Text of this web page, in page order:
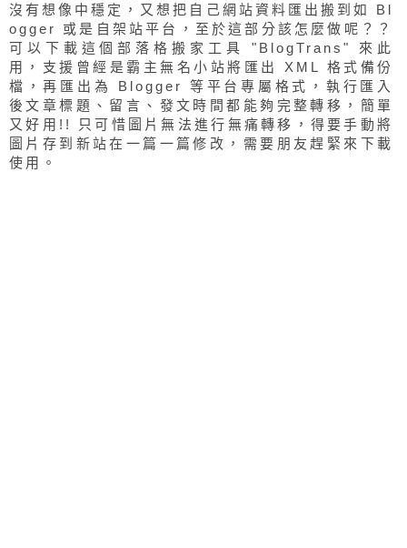
沒有想像中穩定，又想把自己網站資料匯出搬到如 Bl
ogger 或是自架站平台，至於這部分該怎麼做呢？？
可以下載這個部落格搬家工具 "BlogTrans" 來此
用，支援曾經是霸主無名小站將匯出 XML 格式備份
檔，再匯出為 Blogger 等平台專屬格式，執行匯入
後文章標題、留言、發文時間都能夠完整轉移，簡單
又好用!! 只可惜圖片無法進行無痛轉移，得要手動將
圖片存到新站在一篇一篇修改，需要朋友趕緊來下載
使用。